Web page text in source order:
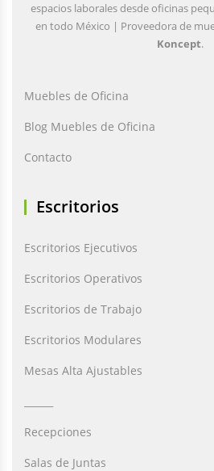
espacios laborales desde oficinas
en todo México | Proveedora de
Koncept.
Muebles de Oficina
Blog Muebles de Oficina
Contacto
Escritorios
Escritorios Ejecutivos
Escritorios Operativos
Escritorios de Trabajo
Escritorios Modulares
Mesas Alta Ajustables
Recepciones
Salas de Juntas